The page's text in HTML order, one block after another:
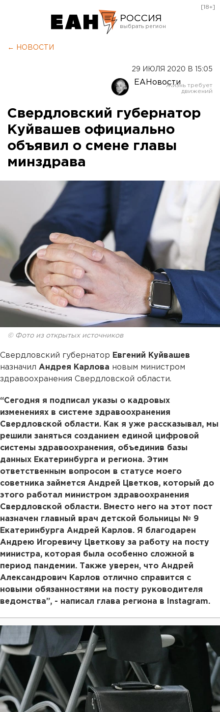
РОССИЯ
Оренбург
[18+]
← НОВОСТИ
29 ИЮЛЯ 2020 В 15:05
ЕАНовости
Свердловский губернатор
Куйвашев официально
объявил о смене главы
минздрава
© Фото из открытых источников
Свердловский губернатор Евгений Куйвашев
назначил Андрея Карлова новым министром
здравоохранения Свердловской области.
“Сегодня я подписал указы о кадровых
изменениях в системе здравоохранения
Свердловской области. Как я уже рассказывал, мы
решили заняться созданием единой цифровой
системы здравоохранения, объединив базы
данных Екатеринбурга и региона. Этим
ответственным вопросом в статусе моего
советника займется Андрей Цветков, который до
этого работал министром здравоохранения
Свердловской области. Вместо него на этот пост
назначен главный врач детской больницы № 9
Екатеринбурга Андрей Карлов. Я благодарен
Андрею Игоревичу Цветкову за работу на посту
министра, которая была особенно сложной в
период пандемии. Также уверен, что Андрей
Александрович Карлов отлично справится с
новыми обязанностями на посту руководителя
ведомства”, - написал глава региона в Instagram.